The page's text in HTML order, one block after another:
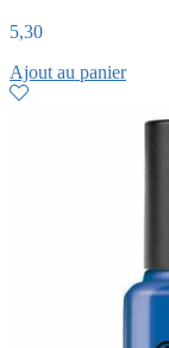
5,30
Ajout au panier